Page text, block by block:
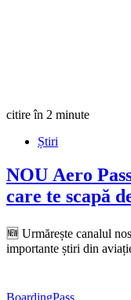
citire în 2 minute
Știri
NOU Aero
care te scapă
🆕 Urmărește canalul
importante știri din
BoardingPass